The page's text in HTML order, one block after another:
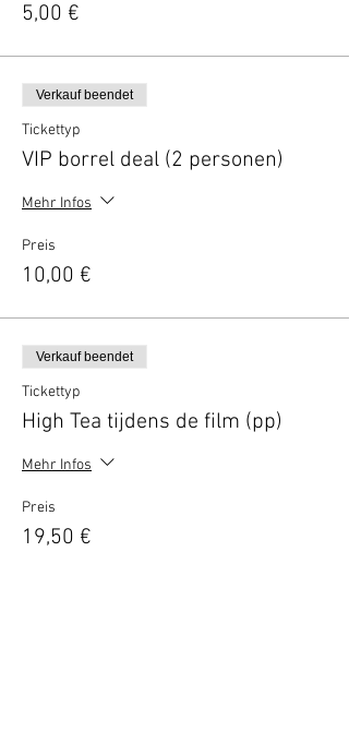
5,00 €
Verkauf beendet
Tickettyp
VIP borrel deal (2 personen)
Mehr Infos
Preis
10,00 €
Verkauf beendet
Tickettyp
High Tea tijdens de film (pp)
Mehr Infos
Preis
19,50 €